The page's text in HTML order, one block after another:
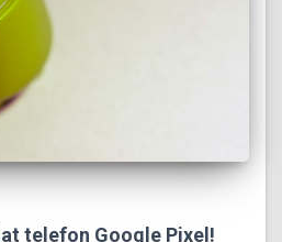
telefon Google Pixel!